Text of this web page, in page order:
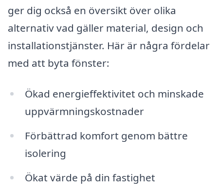
ger dig också en översikt över olika
alternativ vad gäller material, design och
installationstjänster. Här är några fördelar
med att byta fönster:
Ökad energieffektivitet och minskade
uppvärmningskostnader
Förbättrad komfort genom bättre
isolering
Ökat värde på din fastighet